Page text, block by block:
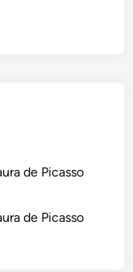
de Picasso
de Picasso